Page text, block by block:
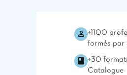
perm_identity +1100
formés par
class +30
Catalogue